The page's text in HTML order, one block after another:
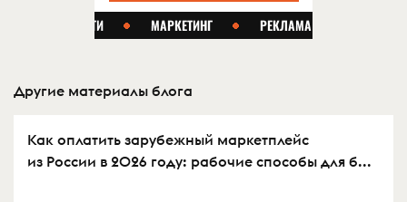
Другие материалы блога
Как оплатить зарубежный маркетплейс
из России в 2026 году: рабочие способы для б...